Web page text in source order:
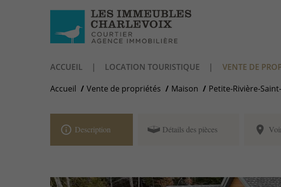
ACCUEIL LOCATION TOURISTIQUE VENTE DE
Accueil
Vente de propriétés Maison Petite-Rivière-
info_outline Description Détails des pièces place